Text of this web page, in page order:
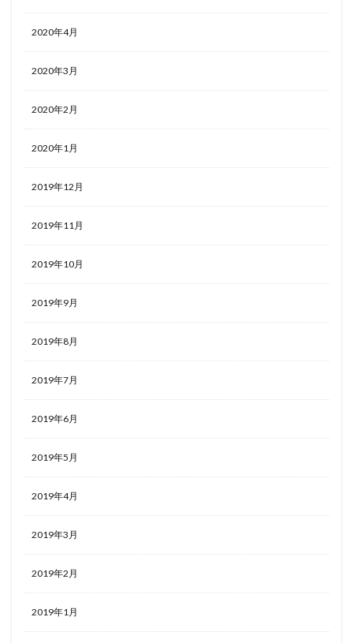
2020年4月
2020年3月
2020年2月
2020年1月
2019年12月
2019年11月
2019年10月
2019年9月
2019年8月
2019年7月
2019年6月
2019年5月
2019年4月
2019年3月
2019年2月
2019年1月